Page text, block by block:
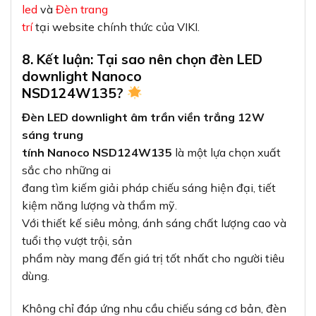
led và Đèn trang
trítại website chính thức của VIKI.
8. Kết luận: Tại sao nên chọn đèn LED
downlight Nanoco
NSD124W135?
Đèn LED downlight âm trần viền trắng 12W
sáng trung
tính Nanoco NSD124W135 là một lựa chọn xuất
sắc cho những ai
đang tìm kiếm giải pháp chiếu sáng hiện đại, tiết
kiệm năng lượng và thẩm mỹ.
Với thiết kế siêu mỏng, ánh sáng chất lượng cao và
tuổi thọ vượt trội, sản
phẩm này mang đến giá trị tốt nhất cho người tiêu
dùng.
Không chỉ đáp ứng nhu cầu chiếu sáng cơ bản, đèn